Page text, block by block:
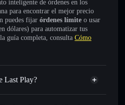
inteligente de órdenes en los
para encontrar el mejor precio
puedes fijar órdenes límite o usar
dólares) para automatizar tus
guía completa, consulta Cómo
Last Play?
verificado